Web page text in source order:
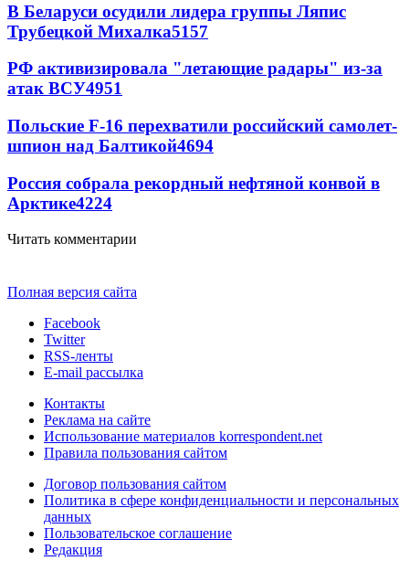
В Беларуси осудили лидера группы Ляпис
Трубецкой Михалка5157
РФ активизировала "летающие радары" из-за
атак ВСУ4951
Польские F-16 перехватили российский самолет-
шпион над Балтикой4694
Россия собрала рекордный нефтяной конвой в
Арктике4224
Читать комментарии
Полная версия сайта
Facebook
Twitter
RSS-ленты
E-mail рассылка
Контакты
Реклама на сайте
Использование материалов korrespondent.net
Правила пользования сайтом
Договор пользования сайтом
Политика в сфере конфиденциальности и персональных
данных
Пользовательское соглашение
Редакция